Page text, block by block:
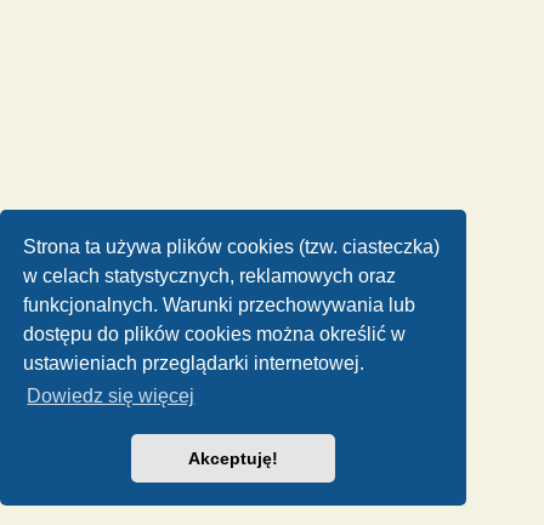
Strona ta używa plików cookies (tzw. ciasteczka)
w celach statystycznych, reklamowych oraz
funkcjonalnych. Warunki przechowywania lub
dostępu do plików cookies można określić w
ustawieniach przeglądarki internetowej.
Dowiedz się więcej
Akceptuję!